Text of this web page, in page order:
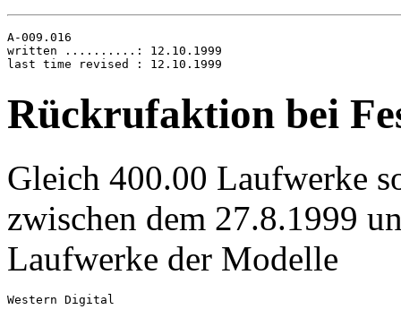
A-009.016
written ..........: 12.10.1999
Rückrufaktion bei
Gleich 400.00 Laufwerke
zwischen dem 27.8.1999
Laufwerke der Modelle
Western Digital